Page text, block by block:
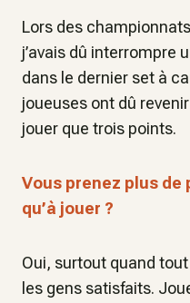
Lors des
j’avais dû interrompre
dans le dernier set à
joueuses ont dû
jouer que trois points.
Vous prenez plus
qu’à jouer ?
Oui, surtout quand
les gens satisfaits.